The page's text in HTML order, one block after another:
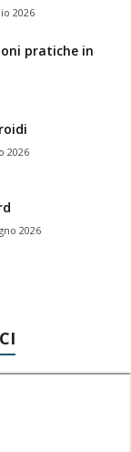
2026
pratiche in
2026
2026